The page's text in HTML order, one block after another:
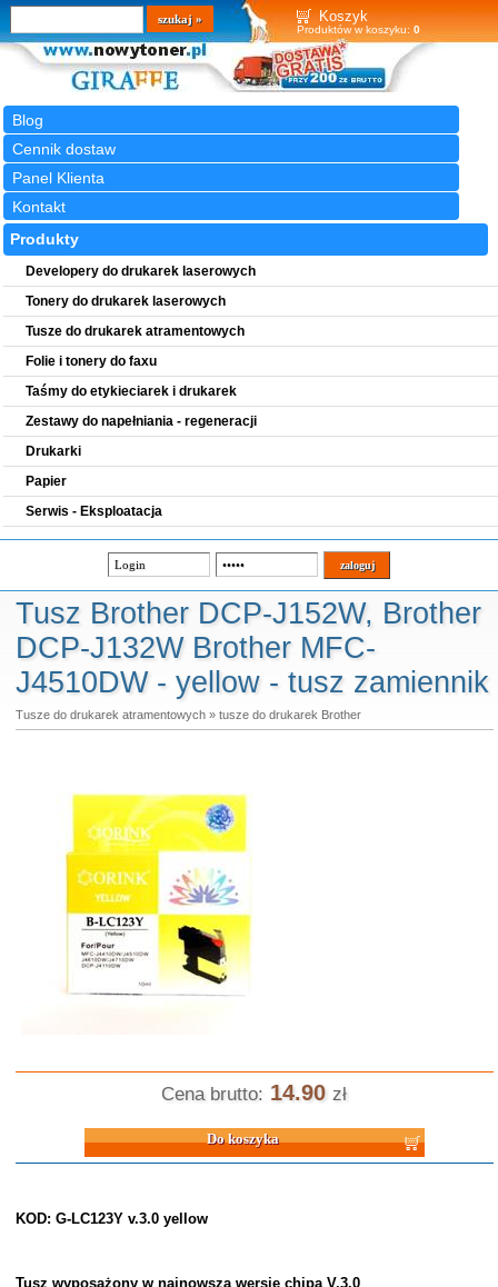
Koszyk
Produktów w koszyku: 0
Blog
Cennik dostaw
Panel Klienta
Kontakt
Wyszukiwarka
szukaj
Produkty
Developery do drukarek laserowych
Tonery do drukarek laserowych
Tusze do drukarek atramentowych
Folie i tonery do faxu
Taśmy do etykieciarek i drukarek
Zestawy do napełniania - regeneracji
Drukarki
Papier
Serwis - Eksploatacja
Tusz Brother DCP-J152W, Brother
DCP-J132W Brother MFC-
J4510DW - yellow - tusz zamiennik
Tusze do drukarek atramentowych» tusze do drukarek Brother
Cena brutto: 14.90 zł
Do koszyka
KOD: G-LC123Y v.3.0 yellow
Tusz wyposażony w najnowszą wersję chipa V.3.0